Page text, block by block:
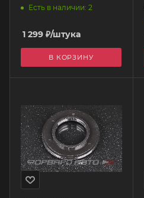
Есть в наличии: 2
1 299 ₽/штука
В КОРЗИНУ